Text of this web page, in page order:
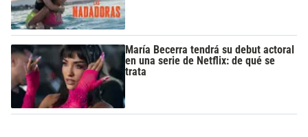
María Becerra tendrá su debut actoral
en una serie de Netflix: de qué se
trata